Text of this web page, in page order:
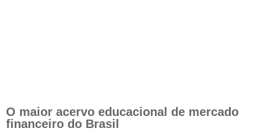
O maior acervo educacional de mercado
financeiro do Brasil